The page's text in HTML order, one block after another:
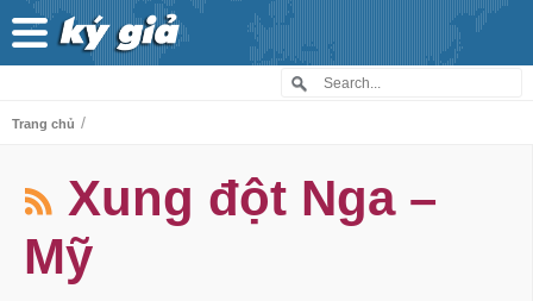
Trang chủ /
Xung đột Nga –
Mỹ